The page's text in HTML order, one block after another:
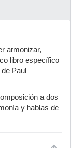
armonizar,
libro específico
Paul
a dos
y hablas de